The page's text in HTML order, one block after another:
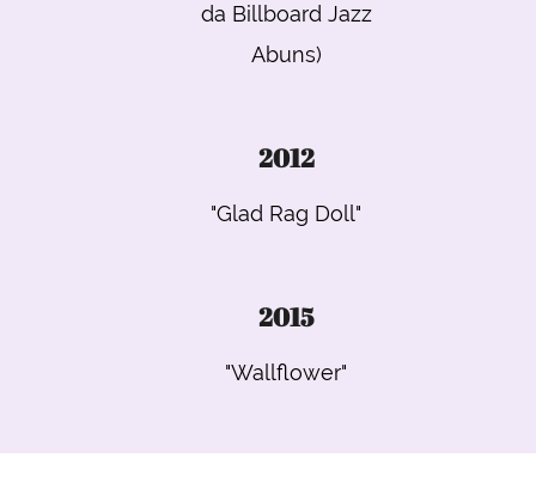
da Billboard Jazz
Abuns)
2012
"Glad Rag Doll"
2015
"Wallflower"